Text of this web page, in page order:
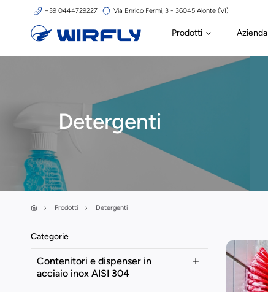
+39 0444729227 Via Enrico Fermi, 3 - 36045 Alonte (VI)
Prodotti Azienda
Detergenti
Prodotti Detergenti
Categorie
Contenitori e dispenser in
acciaio inox AISI 304